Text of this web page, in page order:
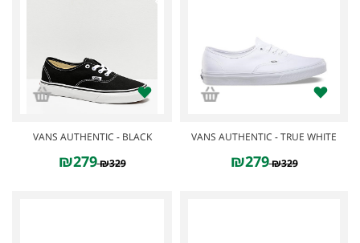
VANS AUTHENTIC - TRUE WHITE
₪329
₪279
VANS AUTHENTIC - BLACK
₪329
₪279